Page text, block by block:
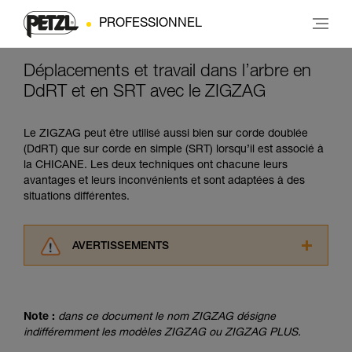
PROFESSIONNEL
Déplacements et travail dans l’arbre en
DdRT et en SRT avec le ZIGZAG
Le ZIGZAG peut être utilisé aussi bien sur corde doublée
(DdRT) que sur corde en simple (SRT) lorsqu’il est associé à
la CHICANE. Les deux techniques ont chacune leurs
avantages et leurs inconvénients et sont adaptées à des
situations différentes.
AVERTISSEMENTS
informations de la notice technique pour
pouvoir comprendre ce complément
Note : dans ce document le nom ZIGZAG désigne
indifféremment les modèles ZIGZAG ou ZIGZAG PLUS.